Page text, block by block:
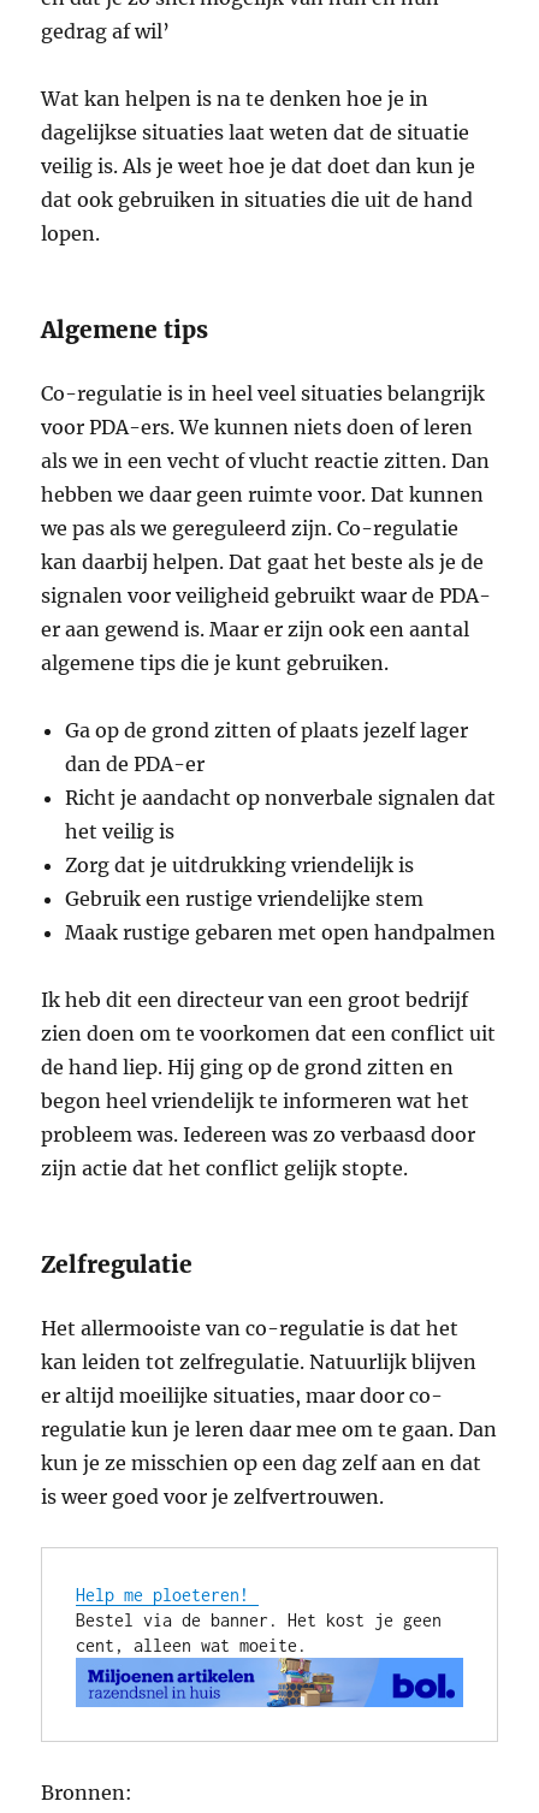
gedrag af wil’
Wat kan helpen is na te denken hoe je in
dagelijkse situaties laat weten dat de situatie
veilig is. Als je weet hoe je dat doet dan kun je
dat ook gebruiken in situaties die uit de hand
lopen.
Algemene tips
Co-regulatie is in heel veel situaties belangrijk
voor PDA-ers. We kunnen niets doen of leren
als we in een vecht of vlucht reactie zitten. Dan
hebben we daar geen ruimte voor. Dat kunnen
we pas als we gereguleerd zijn. Co-regulatie
kan daarbij helpen. Dat gaat het beste als je de
signalen voor veiligheid gebruikt waar de PDA-
er aan gewend is. Maar er zijn ook een aantal
algemene tips die je kunt gebruiken.
Ga op de grond zitten of plaats jezelf lager
dan de PDA-er
Richt je aandacht op nonverbale signalen dat
het veilig is
Zorg dat je uitdrukking vriendelijk is
Gebruik een rustige vriendelijke stem
Maak rustige gebaren met open handpalmen
Ik heb dit een directeur van een groot bedrijf
zien doen om te voorkomen dat een conflict uit
de hand liep. Hij ging op de grond zitten en
begon heel vriendelijk te informeren wat het
probleem was. Iedereen was zo verbaasd door
zijn actie dat het conflict gelijk stopte.
Zelfregulatie
Het allermooiste van co-regulatie is dat het
kan leiden tot zelfregulatie. Natuurlijk blijven
er altijd moeilijke situaties, maar door co-
regulatie kun je leren daar mee om te gaan. Dan
kun je ze misschien op een dag zelf aan en dat
is weer goed voor je zelfvertrouwen.
Bestel via de banner. Het kost je geen
cent, alleen wat moeite.
Bronnen: